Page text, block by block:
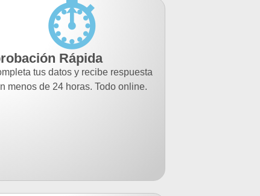
⏱️
Rápida
tus datos y recibe respuesta
menos de 24 horas. Todo online.